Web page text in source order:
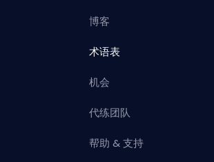
博客
术语表
机会
代练团队
帮助 & 支持